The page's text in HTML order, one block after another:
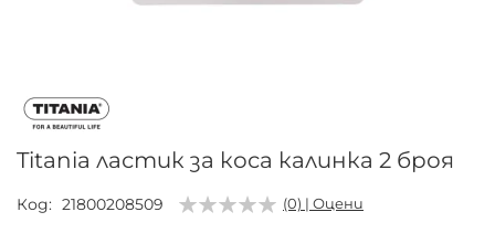
на
със
Titania ластик за коса калинка 2 броя
Код 21800208509 (0) | Оцени